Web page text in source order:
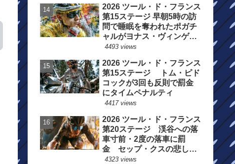
2026 ツール・ド・フランス
第15ステージ 早朝5時の訪
問で睡眠を奪われたポガチ
ャルがヨナス・ヴィンゲゴ
ーの離脱を惜しむ
4493 views
2026 ツール・ド・フランス
第15ステージ トム・ピド
コックが3回も反則で罰金
にタイムペナルティ
4417 views
2026 ツール・ド・フランス
第20ステージ 渓谷への落
車寸前・2度の落車に罰
金 セップ・クスの悲しい
一日
4323 views